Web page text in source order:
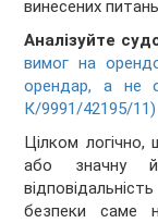
винесених
Аналізуйте
вимог на
орендар, а не
К/9991/42195/11)
Цілком
або значну
безпеки саме